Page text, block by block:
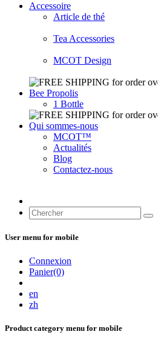
Accessoire
Article de thé
Tea Accessories
MCOT Design
Bee Propolis
1 Bottle
Qui sommes-nous
MCOT™
Actualités
Blog
Contactez-nous
User menu for mobile
Connexion
Panier(0)
en
zh
Product category menu for mobile